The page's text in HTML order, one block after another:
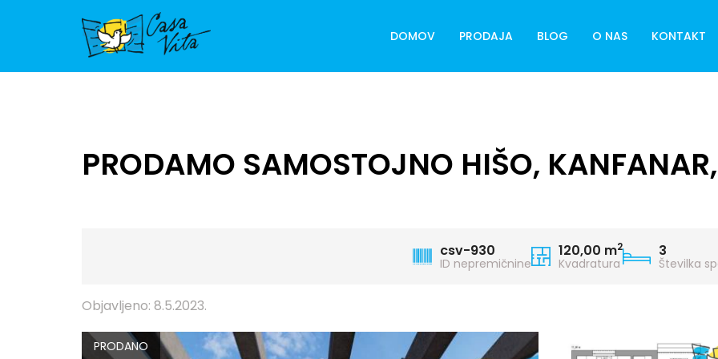
DOMOV PRODAJA BLOG O NAS KONTAKT
PRODAMO SAMOSTOJNO HIŠO,
csv-930
ID nepremičnine
120,00 m2
Kvadratura
3
Številka
Objavljeno: 8.5.2023.
PRODANO